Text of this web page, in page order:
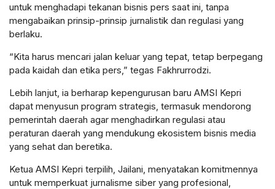
untuk menghadapi tekanan bisnis pers saat ini, tanpa
mengabaikan prinsip-prinsip jurnalistik dan regulasi yang
berlaku.
“Kita harus mencari jalan keluar yang tepat, tetap berpegang
pada kaidah dan etika pers,” tegas Fakhrurrodzi.
Lebih lanjut, ia berharap kepengurusan baru AMSI Kepri
dapat menyusun program strategis, termasuk mendorong
pemerintah daerah agar menghadirkan regulasi atau
peraturan daerah yang mendukung ekosistem bisnis media
yang sehat dan beretika.
Ketua AMSI Kepri terpilih, Jailani, menyatakan komitmennya
untuk memperkuat jurnalisme siber yang profesional,